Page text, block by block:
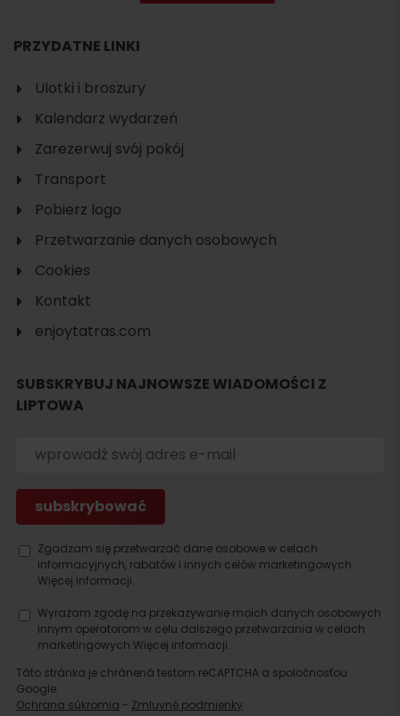
Szukaj
noclegu
PRZYDATNE LINKI
Ulotki i broszury
Kalendarz wydarzeń
Zarezerwuj svój pokój
Transport
Pobierz logo
Przetwarzanie danych osobowych
Cookies
Kontakt
enjoytatras.com
SUBSKRYBUJ NAJNOWSZE WIADOMOŚCI Z
LIPTOWA
Zgadzam się przetwarzać dane osobowe w celach
informacyjnych, rabatów i innych celów marketingowych.
Więcej informacji.
Wyrażam zgodę na przekazywanie moich danych osobowych
innym operatorom w celu dalszego przetwarzania w celach
marketingowych.Więcej informacji.
Táto stránka je chránená testom reCAPTCHA a spoločnosťou
Google.
Ochrana súkromia - Zmluvné podmienky